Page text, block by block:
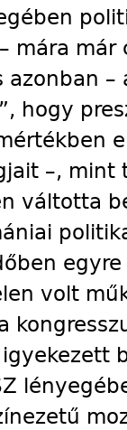
mára
azonban
hogy
–,
váltotta
volt